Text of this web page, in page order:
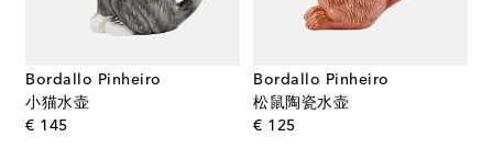
Bordallo Pinheiro
小猫水壶
€ 145original price
Bordallo Pinheiro
松鼠陶瓷水壶
€ 125original price